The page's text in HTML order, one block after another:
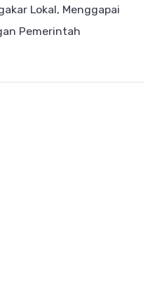
Lokal, Menggapai
Pemerintah